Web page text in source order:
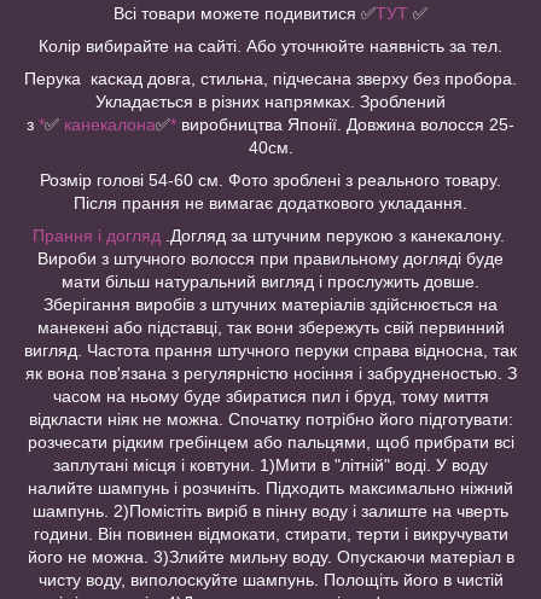
Всі товари можете подивитися ✅ТУТ ✅
Колір вибирайте на сайті. Або уточнюйте наявність за тел.
Перука каскад довга, стильна, підчесана зверху без пробора.
Укладається в різних напрямках. Зроблений
з *✅ канекалона✅* виробництва Японії. Довжина волосся 25-
40см.
Розмір голові 54-60 см. Фото зроблені з реального товару.
Після прання не вимагає додаткового укладання.
Прання і догляд .Догляд за штучним перукою з канекалону.
Вироби з штучного волосся при правильному догляді буде
мати більш натуральний вигляд і прослужить довше.
Зберігання виробів з штучних матеріалів здійснюється на
манекені або підставці, так вони збережуть свій первинний
вигляд. Частота прання штучного перуки справа відносна, так
як вона пов'язана з регулярністю носіння і забрудненостью. З
часом на ньому буде збиратися пил і бруд, тому миття
відкласти ніяк не можна. Спочатку потрібно його підготувати:
розчесати рідким гребінцем або пальцями, щоб прибрати всі
заплутані місця і ковтуни. 1)Мити в "літній" воді. У воду
налийте шампунь і розчиніть. Підходить максимально ніжний
шампунь. 2)Помістіть виріб в пінну воду і залиште на чверть
години. Він повинен відмокати, стирати, терти і викручувати
його не можна. 3)Злийте мильну воду. Опускаючи матеріал в
чисту воду, виполоскуйте шампунь. Полощіть його в чистій